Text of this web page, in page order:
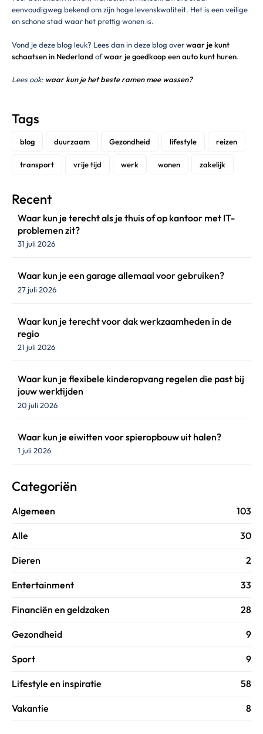
eenvoudigweg bekend om zijn hoge levenskwaliteit. Het is een veilige
en schone stad waar het prettig wonen is.
Vond je deze blog leuk? Lees dan in deze blog overwaar je kunt
schaatsen in Nederland ofwaar je goedkoop een auto kunt huren.
Lees ook: waar kun je het beste ramen mee wassen?
Tags
blog duurzaam Gezondheid lifestyle reizen
transport vrije tijd werk wonen zakelijk
Recent
Waar kun je terecht als je thuis of op kantoor met IT-
problemen zit?
31 juli 2026
Waar kun je een garage allemaal voor gebruiken?
27 juli 2026
Waar kun je terecht voor dak werkzaamheden in de
regio
21 juli 2026
Waar kun je flexibele kinderopvang regelen die past bij
jouw werktijden
20 juli 2026
Waar kun je eiwitten voor spieropbouw uit halen?
1 juli 2026
Categoriën
Algemeen 103
Alle 30
Dieren 2
Entertainment 33
Financiën en geldzaken 28
Gezondheid 9
Sport 9
Lifestyle en inspiratie 58
Vakantie 8